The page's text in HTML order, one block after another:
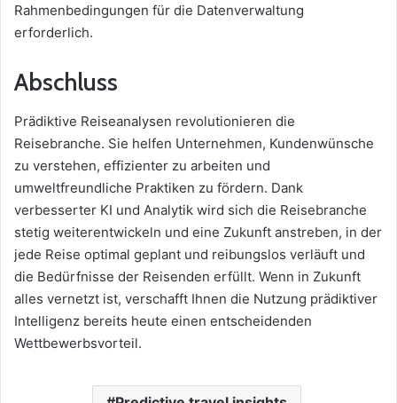
Rahmenbedingungen für die Datenverwaltung
erforderlich.
Abschluss
Prädiktive Reiseanalysen revolutionieren die
Reisebranche. Sie helfen Unternehmen, Kundenwünsche
zu verstehen, effizienter zu arbeiten und
umweltfreundliche Praktiken zu fördern. Dank
verbesserter KI und Analytik wird sich die Reisebranche
stetig weiterentwickeln und eine Zukunft anstreben, in der
jede Reise optimal geplant und reibungslos verläuft und
die Bedürfnisse der Reisenden erfüllt. Wenn in Zukunft
alles vernetzt ist, verschafft Ihnen die Nutzung prädiktiver
Intelligenz bereits heute einen entscheidenden
Wettbewerbsvorteil.